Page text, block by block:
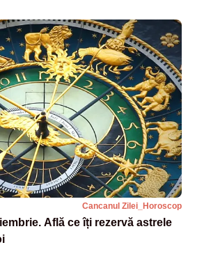
Cancanul Zilei_Horoscop
Află ce îți rezervă astrele